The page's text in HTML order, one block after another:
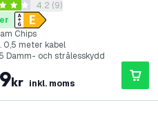
- 12.000 Lumen - Utomhus
garanti
öppna recensionspanel
4.2 (9)
Chips
0,5 meter kabel
Damm- och strålesskydd
kr inkl. moms